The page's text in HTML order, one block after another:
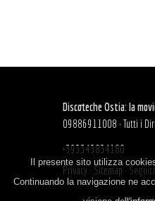
Discoteche Ostia: la
09886911008 · Tutti i
+393343834180
Privacy · Sitemap ·
Il presente sito utilizza
Continuando la navigazione ne